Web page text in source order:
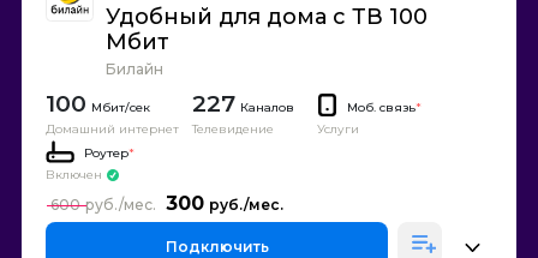
Удобный для дома с ТВ 100
Мбит
Билайн
100
Домашний интернет
227 Каналов
Телевидение
Моб. связь*
Услуги
Роутер*
Включен
300
600
Подключить